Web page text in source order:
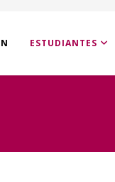
ESTUDIANTES